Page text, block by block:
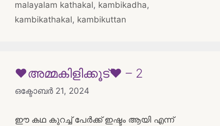
malayalam kathakal, kambikadha,
kambikathakal, kambikuttan
❤️അമ്മകിളിക്കൂട്❤️ – 2
ഒക്ടോബർ 21, 2024
ഈ കഥ കുറച്ച് പേർക്ക് ഇഷ്ടം ആയി എന്ന്